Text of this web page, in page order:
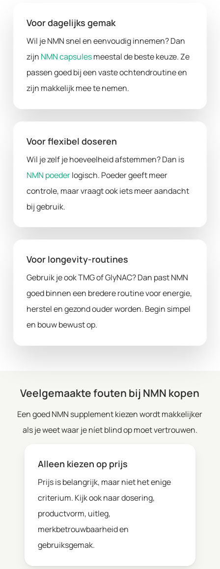
Voor dagelijks gemak
Wil je NMN snel en eenvoudig innemen? Dan
zijn NMN capsulesmeestal de beste keuze. Ze
passen goed bij een vaste ochtendroutine en
zijn makkelijk mee te nemen.
Voor flexibel doseren
Wil je zelf je hoeveelheid afstemmen? Dan is
NMN poederlogisch. Poeder geeft meer
controle, maar vraagt ook iets meer aandacht
bij gebruik.
Voor longevity-routines
Gebruik je ook TMG of GlyNAC? Dan past NMN
goed binnen een bredere routine voor energie,
herstel en gezond ouder worden. Begin simpel
en bouw bewust op.
Veelgemaakte fouten bij NMN kopen
Een goed NMN supplement kiezen wordt makkelijker
als je weet waar je níet blind op moet vertrouwen.
Alleen kiezen op prijs
Prijs is belangrijk, maar niet het enige
criterium. Kijk ook naar dosering,
productvorm, uitleg,
merkbetrouwbaarheid en
gebruiksgemak.